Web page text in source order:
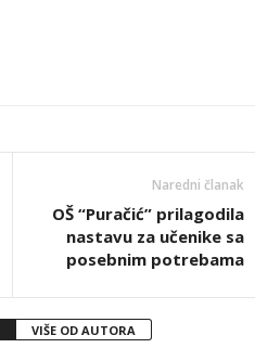
Naredni članak
OŠ “Puračić” prilagodila
nastavu za učenike sa
posebnim potrebama
VIŠE OD AUTORA